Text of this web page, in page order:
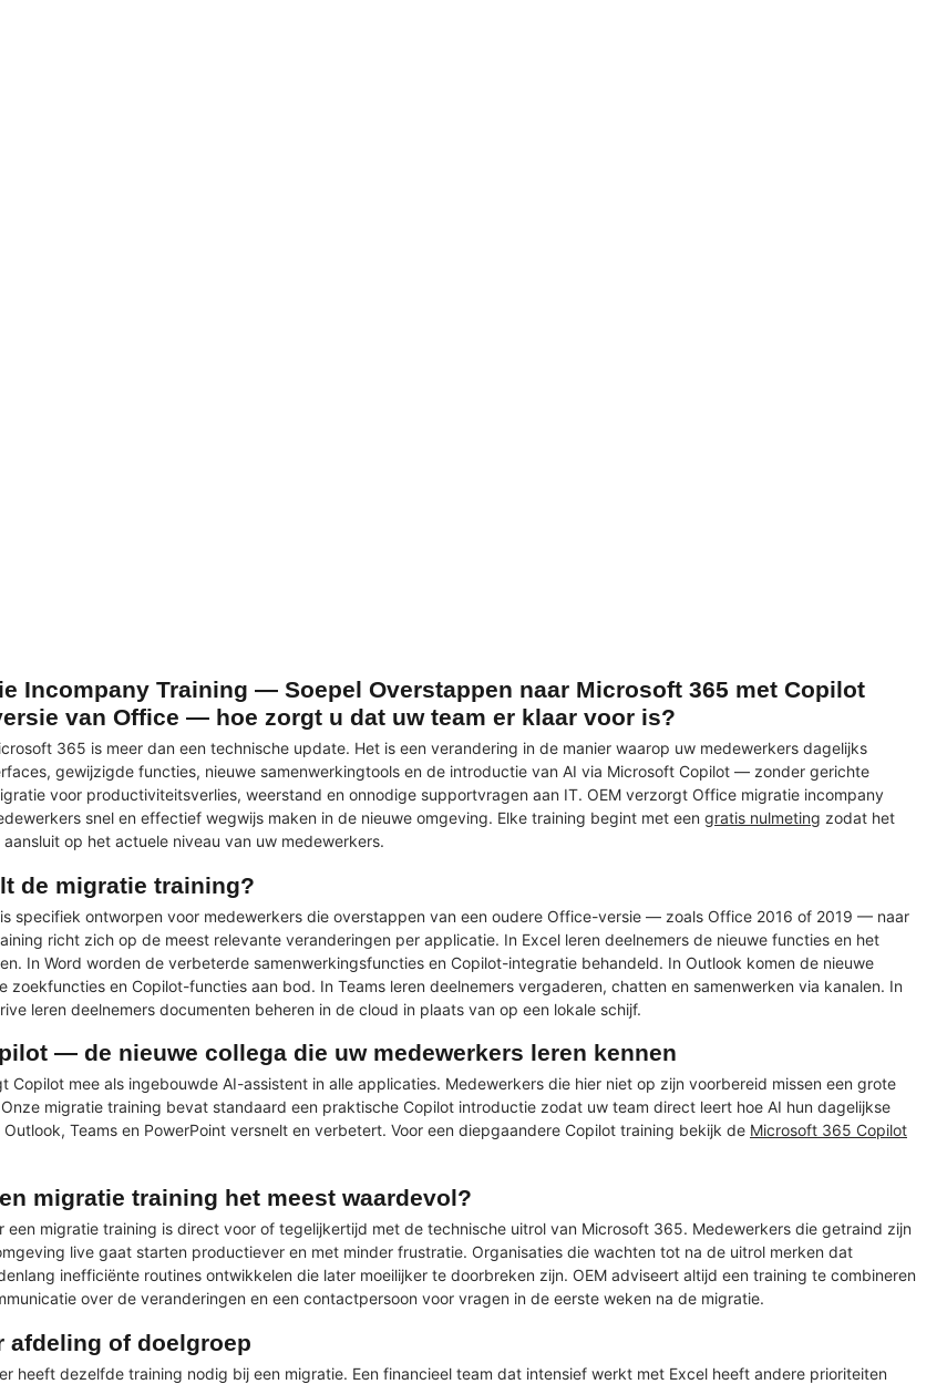
Incompany Training — Soepel Overstappen naar Microsoft 365 met Copilot
van Office — hoe zorgt u dat uw team er klaar voor is?
365 is meer dan een technische update. Het is een verandering in de manier waarop uw medewerkers dagelijks
gewijzigde functies, nieuwe samenwerking­tools en de introductie van AI via Microsoft Copilot — zonder gerichte
voor productiviteitsverlies, weerstand en onnodige supportvragen aan IT. OEM verzorgt Office migratie incompany
snel en effectief wegwijs maken in de nieuwe omgeving. Elke training begint met een gratis nulmeting zodat het
op het actuele niveau van uw medewerkers.
de migratie training?
specifiek ontworpen voor medewerkers die overstappen van een oudere Office-versie — zoals Office 2016 of 2019 — naar
richt zich op de meest relevante veranderingen per applicatie. In Excel leren deelnemers de nieuwe functies en het
In Word worden de verbeterde samenwerkingsfuncties en Copilot-integratie behandeld. In Outlook komen de nieuwe
zoekfuncties en Copilot-functies aan bod. In Teams leren deelnemers vergaderen, chatten en samenwerken via kanalen. In
leren deelnemers documenten beheren in de cloud in plaats van op een lokale schijf.
— de nieuwe collega die uw medewerkers leren kennen
Copilot mee als ingebouwde AI-assistent in alle applicaties. Medewerkers die hier niet op zijn voorbereid missen een grote
migratie training bevat standaard een praktische Copilot introductie zodat uw team direct leert hoe AI hun dagelijkse
Outlook, Teams en PowerPoint versnelt en verbetert. Voor een diepgaandere Copilot training bekijk de Microsoft 365 Copilot
migratie training het meest waardevol?
een migratie training is direct voor of tegelijkertijd met de technische uitrol van Microsoft 365. Medewerkers die getraind zijn
live gaat starten productiever en met minder frustratie. Organisaties die wachten tot na de uitrol merken dat
inefficiënte routines ontwikkelen die later moeilijker te doorbreken zijn. OEM adviseert altijd een training te combineren
over de veranderingen en een contactpersoon voor vragen in de eerste weken na de migratie.
afdeling of doelgroep
heeft dezelfde training nodig bij een migratie. Een financieel team dat intensief werkt met Excel heeft andere prioriteiten